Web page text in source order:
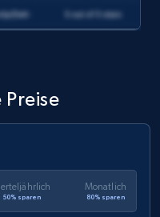
Preise
50% sparen
Monatlich
80% sparen